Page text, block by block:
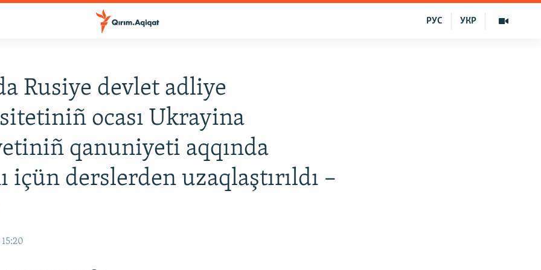
УКР
РУС
Rusiye devlet adliye
ocası Ukrayina
qanuniyeti aqqında
içün derslerden uzaqlaştırıldı –